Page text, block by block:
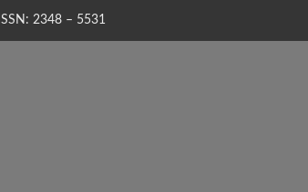
ISSN: 2348 – 5531